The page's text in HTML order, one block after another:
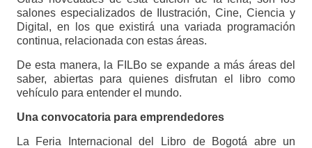
salones especializados de Ilustración, Cine, Ciencia y
Digital, en los que existirá una variada programación
continua, relacionada con estas áreas.
De esta manera, la FILBo se expande a más áreas del
saber, abiertas para quienes disfrutan el libro como
vehículo para entender el mundo.
Una convocatoria para emprendedores
La Feria Internacional del Libro de Bogotá abre un